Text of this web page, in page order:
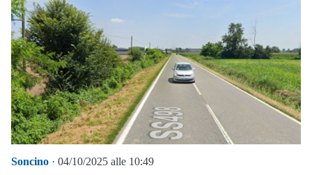
Soncino · 04/10/2025 alle 10:49